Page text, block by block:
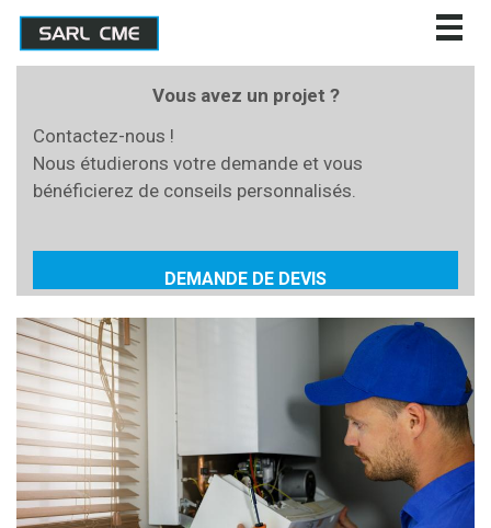
Vous avez un projet ?
Contactez-nous !
Nous étudierons votre demande et vous
bénéficierez de conseils personnalisés.
DEMANDE DE DEVIS